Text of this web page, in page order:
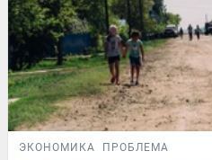
ЭКОНОМИКА ПРОБЛЕМА